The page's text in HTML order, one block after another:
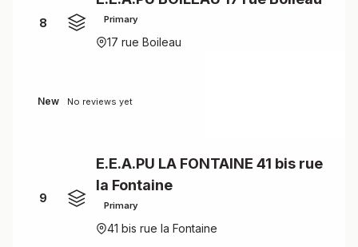
8 Primary
17 rue Boileau
New No reviews yet
9
E.E.A.PU LA FONTAINE 41 bis rue
la Fontaine
Primary
41 bis rue la Fontaine